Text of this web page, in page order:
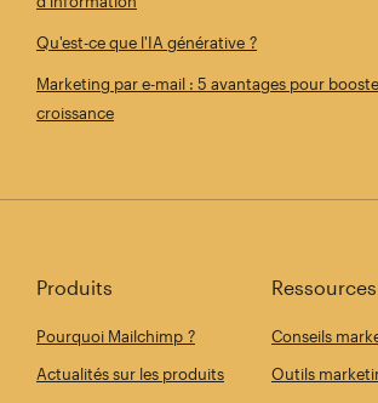
Qu'est-ce que l'IA générative ?
Marketing par e-mail : 5 avantages pour
croissance
Produits
Pourquoi Mailchimp ?
Actualités sur les produits
Ressources
Conseils
Outils